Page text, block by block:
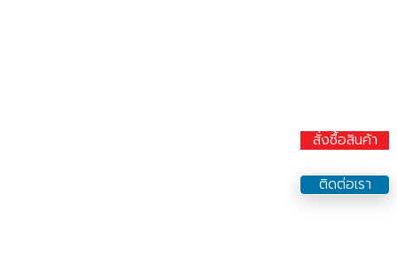
สั่งซื้อสินค้า
ติดต่อเรา